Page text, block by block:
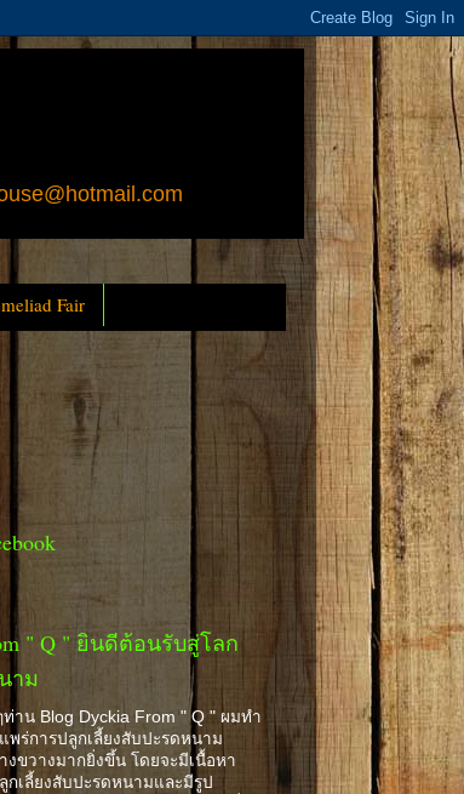
Fair
" Q " ยินดีต้อนรับสู่โลก
าม
าน Blog Dyckia From " Q " ผมทำ
พร่การปลูกเลี้ยงสับปะรดหนาม
งขวางมากยิ่งขึ้น โดยจะมีเนื้อหา
กเลี้ยงสับปะรดหนามและมีรูป